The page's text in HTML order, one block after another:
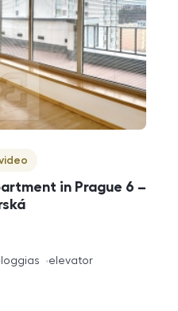
in Prague 6 –
loggias elevator